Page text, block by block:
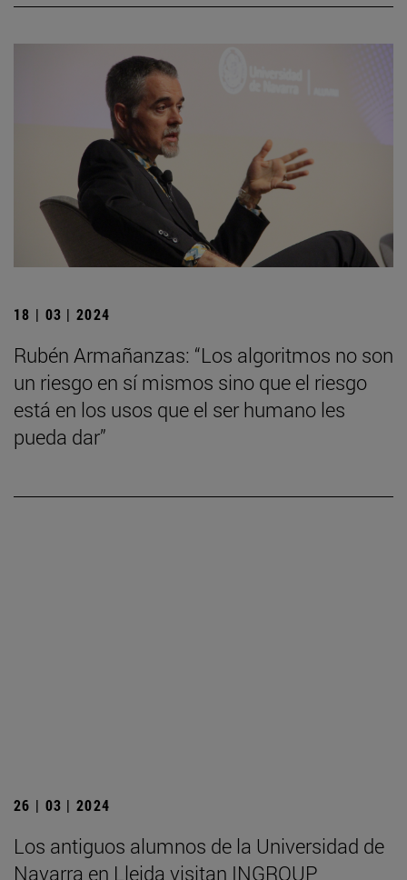
18 | 03 | 2024
Rubén Armañanzas: “Los algoritmos no son
un riesgo en sí mismos sino que el riesgo
está en los usos que el ser humano les
pueda dar”
26 | 03 | 2024
Los antiguos alumnos de la Universidad de
Navarra en Lleida visitan INGROUP